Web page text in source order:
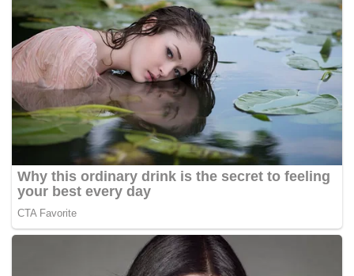
premis perjudian